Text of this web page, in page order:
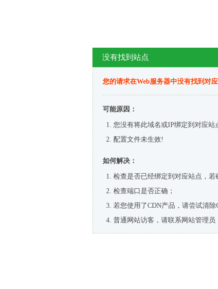
没有找到站点
您的请求在Web服务器中没有找到对
可能原因：
您没有将此域名或IP绑定到对应站
配置文件未生效!
如何解决：
检查是否已经绑定到对应站点，
检查端口是否正确；
若您使用了CDN产品，请尝试清除
普通网站访客，请联系网站管理员